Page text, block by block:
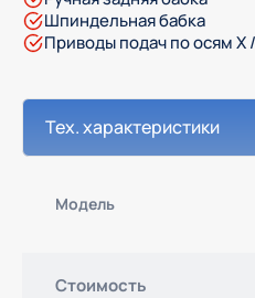
Шпиндельная бабка
Приводы подач по осям X
Модель
Стоимость